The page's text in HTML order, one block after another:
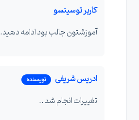
کاربر توسینسو
آموزشتون جالب بود ادامه دهید.
ادریس شریفی نویسنده
تغییرات انجام شد ..